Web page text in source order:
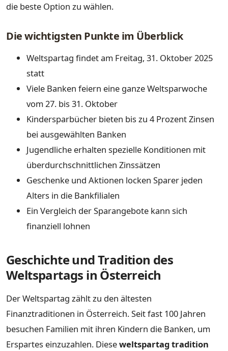
die beste Option zu wählen.
Die wichtigsten Punkte im Überblick
Weltspartag findet am Freitag, 31. Oktober 2025
statt
Viele Banken feiern eine ganze Weltsparwoche
vom 27. bis 31. Oktober
Kindersparbücher bieten bis zu 4 Prozent Zinsen
bei ausgewählten Banken
Jugendliche erhalten spezielle Konditionen mit
überdurchschnittlichen Zinssätzen
Geschenke und Aktionen locken Sparer jeden
Alters in die Bankfilialen
Ein Vergleich der Sparangebote kann sich
finanziell lohnen
Geschichte und Tradition des
Weltspartags in Österreich
Der Weltspartag zählt zu den ältesten
Finanztraditionen in Österreich. Seit fast 100 Jahren
besuchen Familien mit ihren Kindern die Banken, um
Erspartes einzuzahlen. Dieseweltspartag tradition